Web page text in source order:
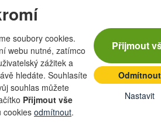
soubory cookies.
webu nutné, zatímco
zážitek a
hledáte. Souhlasíte
souhlas můžete
Přijmout vše
cookies odmítnout.
Přijmout
Odmítnout
Nastavit
ha půdy, z toho 3 200 ha orné.
kusů skotu, z toho 1 350 dojnic.
která pod značkou
– včetně oceněné
1,2 MW, která efektivně